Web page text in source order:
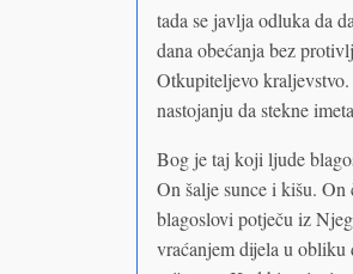
tada se javlja odluka da
dana obećanja bez
Otkupiteljevo kraljevstvo.
nastojanju da stekne
Bog je taj koji ljude
On šalje sunce i kišu.
blagoslovi potječu iz
vraćanjem dijela u obliku